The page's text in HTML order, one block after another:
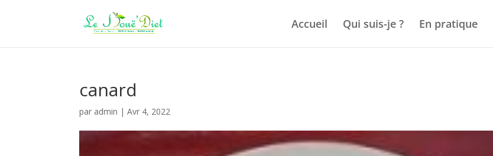
Accueil Qui suis-je ? En pratique
canard
par admin |Avr 4, 2022